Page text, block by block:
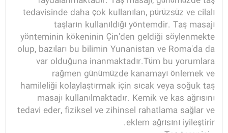
tedavisinde daha çok kullanılan, pürüzsüz ve cilalı
taşların kullanıldığı yöntemdir. Taş masajı
yönteminin kökeninin Çin'den geldiği söylenmekte
olup, bazıları bu bilimin Yunanistan ve Roma'da da
var olduğuna inanmaktadır.Tüm bu yorumlara
rağmen günümüzde kanamayı önlemek ve
hamileliği kolaylaştırmak için sıcak veya soğuk taş
masajı kullanılmaktadır. Kemik ve kas ağrısını
tedavi eder, fiziksel ve zihinsel rahatlama sağlar ve
eklem ağrısını iyileştirir.